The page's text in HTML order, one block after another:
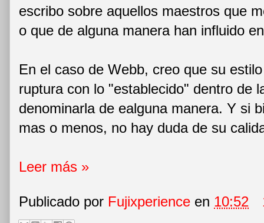
escribo sobre aquellos maestros que
o que de alguna manera han influido
En el caso de Webb, creo que su
ruptura con lo "establecido" dentro de
denominarla de ealguna manera. Y si
mas o menos, no hay duda de su
Leer más »
Publicado por Fujixperience en 10:52